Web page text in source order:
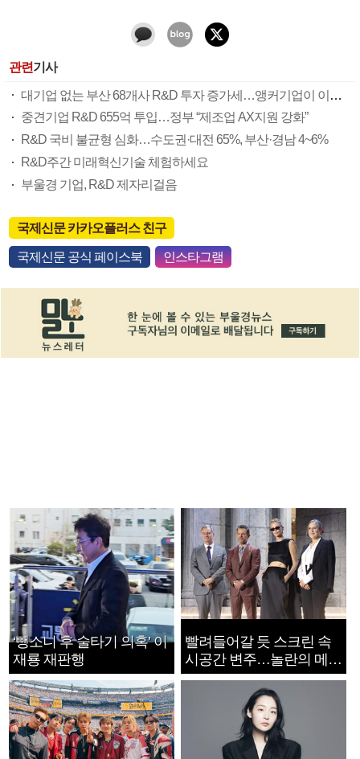
관련기사
대기업 없는 부산 68개사 R&D 투자 증가세…앵커기업이 이끈다
중견기업 R&D 655억 투입…정부 “제조업 AX지원 강화”
R&D 국비 불균형 심화…수도권·대전 65%, 부산·경남 4~6%
R&D주간 미래혁신기술 체험하세요
부울경 기업, R&D 제자리걸음
국제신문 카카오플러스 친구
국제신문 공식 페이스북 인스타그램
‘뺑소니 후 술타기 의혹’ 이
재룡 재판행
빨려들어갈 듯 스크린 속
시공간 변주…놀란의 메시
지는 ‘전쟁 속죄’